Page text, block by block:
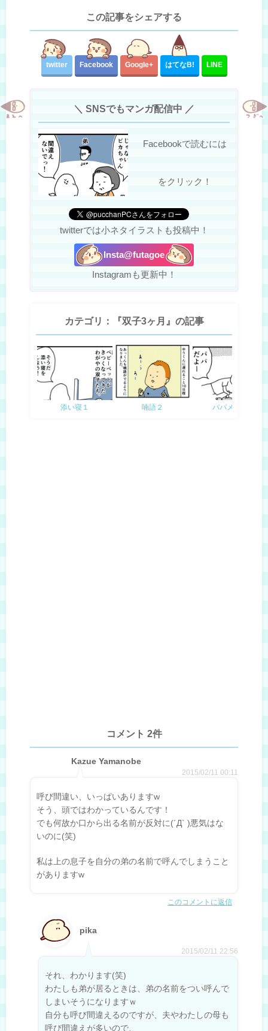
この記事をシェアする
twitter Facebook Google+ はてなB! LINE
＼ SNSでもマンガ配信中 ／
Facebookで読むには
をクリック！
twitterでは小ネタイラストも投稿中！
Insta@futagoe
Instagramも更新中！
カテゴリ：『双子3ヶ月』の記事
添い寝１ 喃語２ パパメガネ
コメント 2件
Kazue Yamanobe
2015/02/11 00:11
呼び間違い、いっぱいありますw
そう、頭ではわかっているんです！
でも何故か口から出る名前が反対に(´Д` )悪気はな
いのに(笑)
私は上の息子を自分の弟の名前で呼んでしまうこと
がありますw
このコメントに返信
pika
2015/02/11 22:56
それ、わかります(笑)
わたしも弟が居るときは、弟の名前をつい呼んで
しまいそうになりますｗ
自分も呼び間違えるのですが、夫やわたしの母も
呼び間違えが多いので、